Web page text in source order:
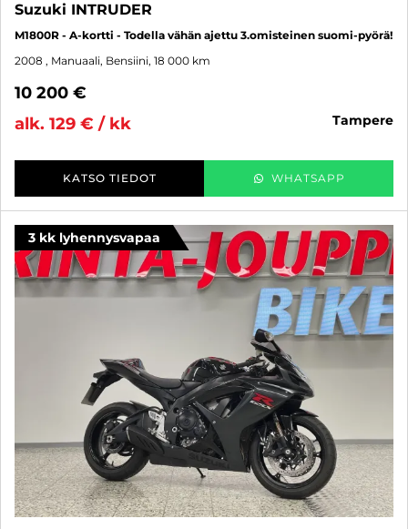
Suzuki INTRUDER
M1800R - A-kortti - Todella vähän ajettu 3.omisteinen suomi-pyörä!
2008 , Manuaali, Bensiini, 18 000 km
10 200 €
alk. 129 € / kk
tampere
KATSO TIEDOT WHATSAPP
3 kk lyhennysvapaa